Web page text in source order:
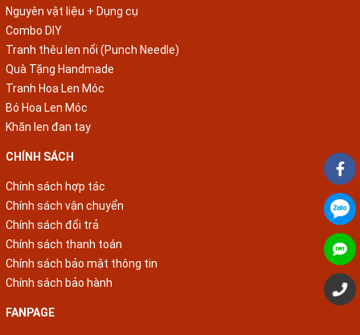
Nguyên vật liệu + Dụng cụ
Combo DIY
Tranh thêu len nổi (Punch Needle)
Quà Tặng Handmade
Tranh Hoa Len Móc
Bó Hoa Len Móc
Khăn len đan tay
CHÍNH SÁCH
Chính sách hợp tác
Chính sách vận chuyển
Chính sách đổi trả
Chính sách thanh toán
Chính sách bảo mật thông tin
Chính sách bảo hành
FANPAGE